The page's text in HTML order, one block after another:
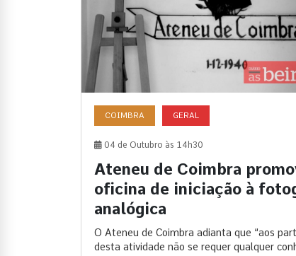
COIMBRA GERAL
04 de Outubro às 14h30
Ateneu de Coimbra
oficina de iniciação à
analógica
O Ateneu de Coimbra adianta que “aos
desta atividade não se requer qualquer